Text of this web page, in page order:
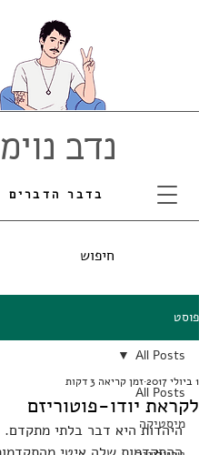
נדב
בדבר הדברים
פוסט
All Posts
מיסטיקה
All Posts
לקראת יודו-פוטוריזם
1 ביולי 2017 זמן קריאה 3 דקות
היהדות היא דבר בלתי